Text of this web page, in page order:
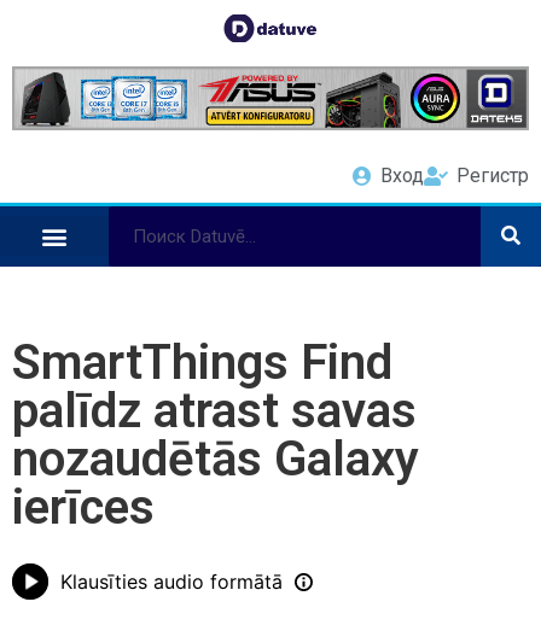
Вход Регистр
SmartThings Find
palīdz atrast savas
nozaudētās Galaxy
ierīces
Klausīties audio formātā